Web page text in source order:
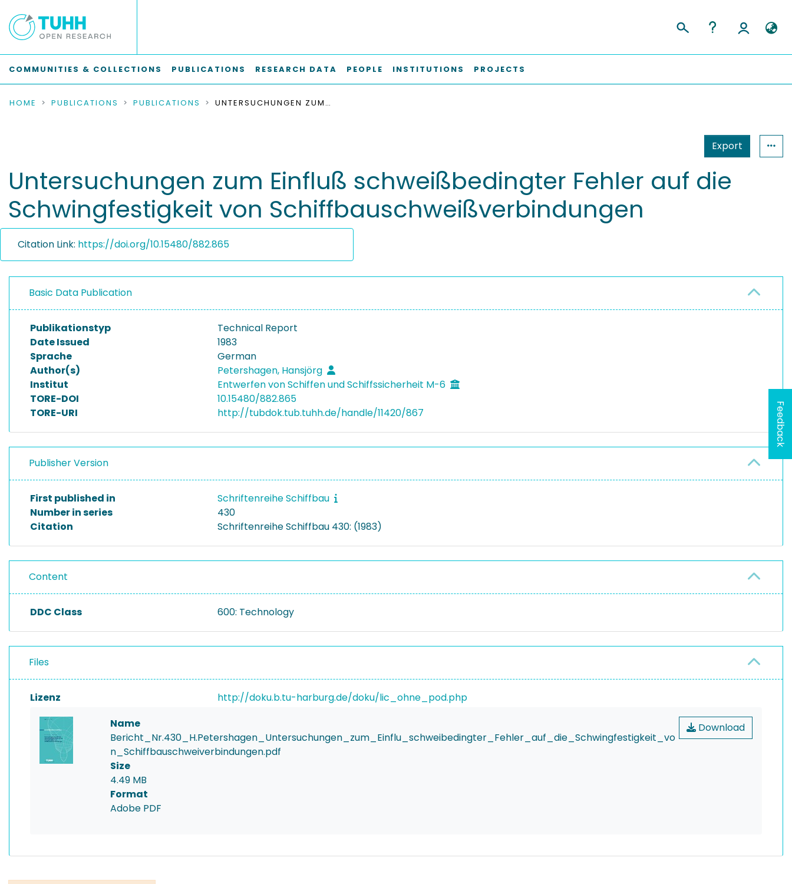
COMMUNITIES & COLLECTIONS PUBLICATIONS RESEARCH DATA PEOPLE INSTITUTIONS PROJECTS
HOME PUBLICATIONS PUBLICATIONS UNTERSUCHUNGEN ZUM EINFLUSS SCHWEISSBEDINGTER FEHLER AUF DIE SCHWINGFESTIGKEIT VON SCHIFFBAUSCHWEISSVERBINDUNGEN
Export
Untersuchungen zum Einfluß schweißbedingter Fehler auf die
Schwingfestigkeit von Schiffbauschweißverbindungen
Citation Link: https://doi.org/10.15480/882.865
Basic Data Publication
Publikationstyp
Technical Report
Date Issued
1983
Sprache
German
Author(s)
Petershagen, Hansjörg
Institut
Entwerfen von Schiffen und Schiffssicherheit M-6
TORE-DOI
10.15480/882.865
TORE-URI
http://tubdok.tub.tuhh.de/handle/11420/867
Publisher Version
First published in
Schriftenreihe Schiffbau
Number in series
430
Citation
Schriftenreihe Schiffbau 430: (1983)
Content
DDC Class 600: Technology
Files
Lizenz http://doku.b.tu-harburg.de/doku/lic_ohne_pod.php
Download
Name
Bericht_Nr.430_H.Petershagen_Untersuchungen_zum_Einflu_schweibedingter_Fehler_auf_die_Schwingfestigkeit_vo
n_Schiffbauschweiverbindungen.pdf
Size
4.49 MB
Format
Adobe PDF
Feedback